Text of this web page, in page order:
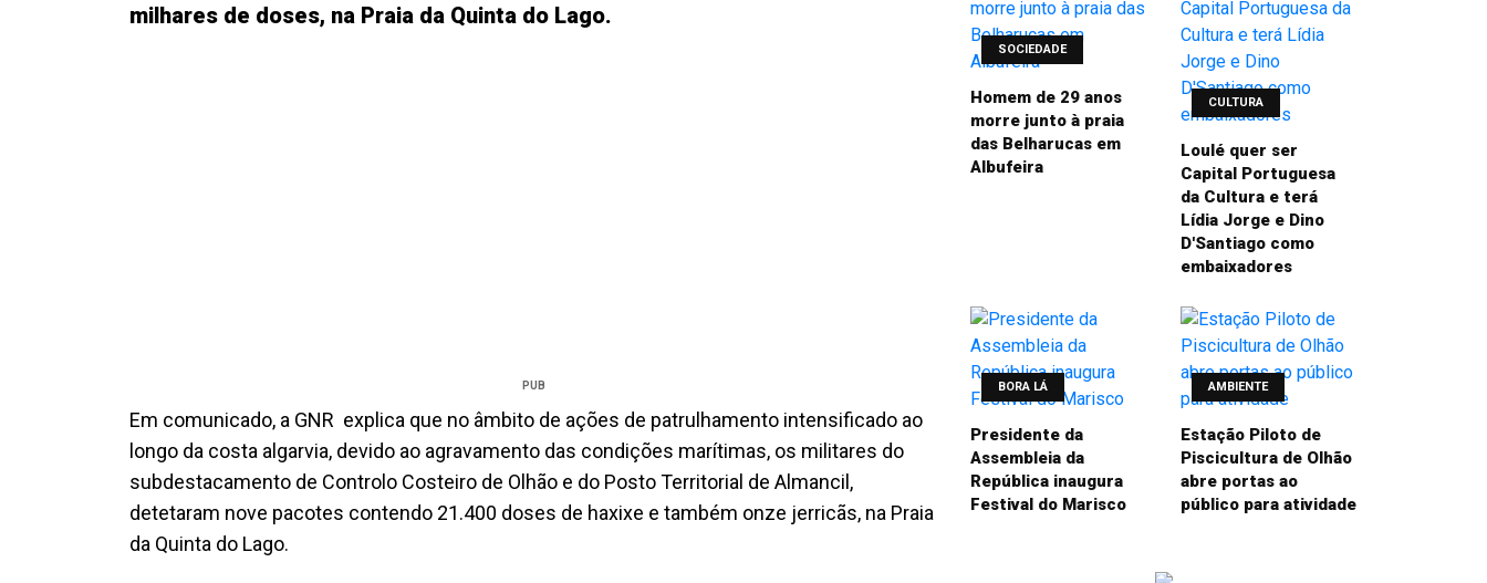
milhares de doses, na Praia da Quinta do Lago.
PUB
Em comunicado, a GNR explica que no âmbito de ações de patrulhamento intensificado ao
longo da costa algarvia, devido ao agravamento das condições marítimas, os militares do
subdestacamento de Controlo Costeiro de Olhão e do Posto Territorial de Almancil,
detetaram nove pacotes contendo 21.400 doses de haxixe e também onze jerricãs, na Praia
da Quinta do Lago.
SOCIEDADE
Homem de 29 anos
morre junto à praia
das Belharucas em
Albufeira
CULTURA
Loulé quer ser
Capital Portuguesa
da Cultura e terá
Lídia Jorge e Dino
D'Santiago como
embaixadores
BORA LÁ
Presidente da
Assembleia da
República inaugura
Festival do Marisco
AMBIENTE
Estação Piloto de
Piscicultura de Olhão
abre portas ao
público para atividade